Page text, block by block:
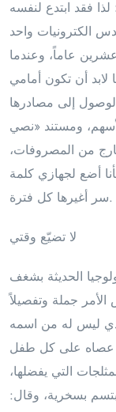
فقد ابتدع لنفسه
الكترونيات واحد
عاماً، وعندما
لابد أن تكون أمامي
إلى مصادرها
ومستند «نصي
من المصروفات،
أضع لجهازي كلمة
سر أغيرها كل فترة.
لا تضيّع وقتي
الحديثة بشغف
الأمر جملة وتفصيلاً
ليس له من اسمه
عصاه على كل طفل
التي يفضلها،
بسخرية، وقال: